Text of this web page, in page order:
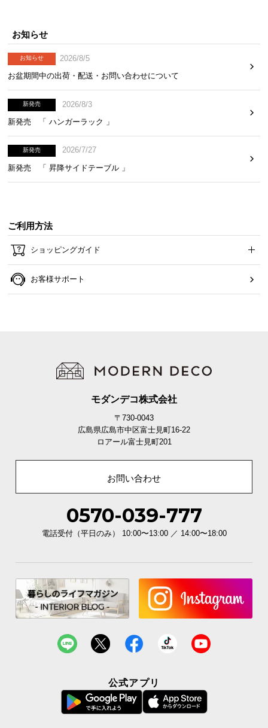
お知らせ
お知らせ
2026/8/5
お盆期間中の出荷・配送・お問い合わせについて
新発売
2026/8/3
新発売 「 ハンガーラック 」
新発売
2026/7/27
新発売 「 昇降サイドテーブル 」
ご利用方法
ショッピングガイド
お客様サポート
モダンデコ株式会社
〒730-0043
広島県広島市中区富士見町16-22
ロアール富士見町201
お問い合わせ
0570-039-777
電話受付（平日のみ） 10:00〜13:00 ／ 14:00〜18:00
公式アプリ